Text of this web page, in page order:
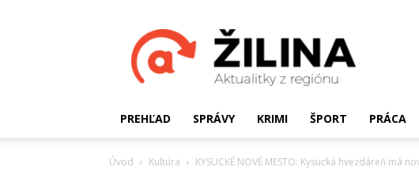
Žilinské
Aktualitky
PREHĽAD SPRÁVY KRIMI ŠPORT PRÁCA
Úvod Kultúra KYSUCKÉ NOVÉ MESTO: Kysucká hvezdáreň má